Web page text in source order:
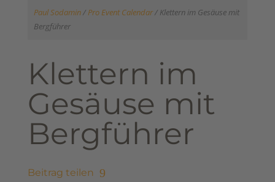
Paul Sodamin/Pro Event Calendar/ Klettern im Gesäuse mit
Bergführer
Klettern im
Gesäuse mit
Bergführer
Beitrag teilen